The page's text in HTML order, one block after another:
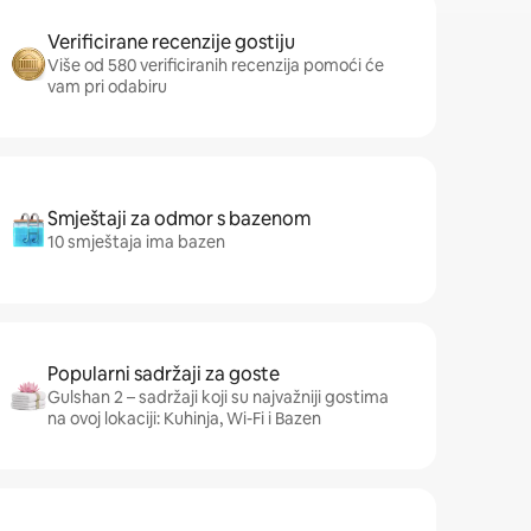
Verificirane recenzije gostiju
Više od 580 verificiranih recenzija pomoći će
vam pri odabiru
Smještaji za odmor s bazenom
10 smještaja ima bazen
Popularni sadržaji za goste
Gulshan 2 – sadržaji koji su najvažniji gostima
na ovoj lokaciji: Kuhinja, Wi-Fi i Bazen